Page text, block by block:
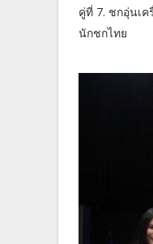
คู่ที่ 7. ชกอุ่นเ
นักชกไทย